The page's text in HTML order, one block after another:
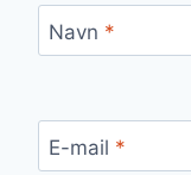
Navn *
E-mail *